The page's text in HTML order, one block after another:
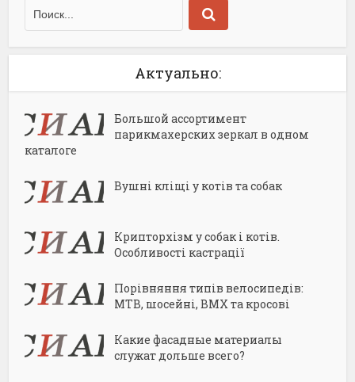
Актуально:
Большой ассортимент
парикмахерских зеркал в одном
каталоге
Вушні кліщі у котів та собак
Крипторхізм у собак і котів.
Особливості кастрації
Порівняння типів велосипедів:
MTB, шосейні, BMX та кросові
Какие фасадные материалы
служат дольше всего?